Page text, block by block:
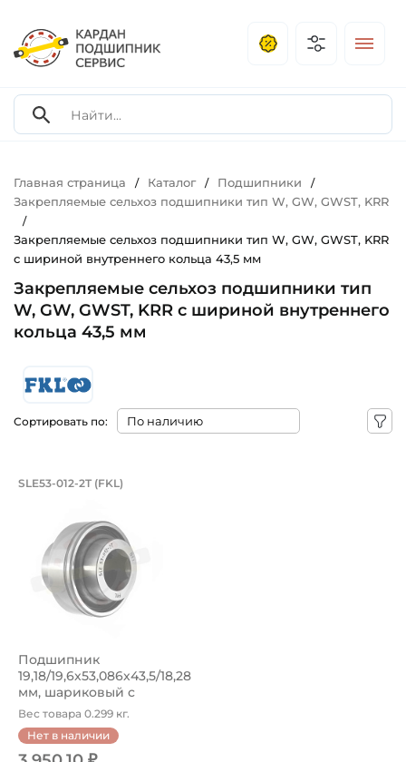
Главная страница / Каталог / Подшипники /
Закрепляемые сельхоз подшипники тип W, GW, GWST, KRR
/
Закрепляемые сельхоз подшипники тип W, GW, GWST, KRR
с шириной внутреннего кольца 43,5 мм
Закрепляемые сельхоз подшипники тип
W, GW, GWST, KRR с шириной внутреннего
кольца 43,5 мм
Сортировать по:
Подшипник 19,18/19,6х53,086х43,5/
SLE53-012-2T (FKL)
Подшипник
19,18/19,6х53,086х43,5/18,28
мм, шариковый c
шестигранным отв...
Вес товара 0.299 кг.
Нет в наличии